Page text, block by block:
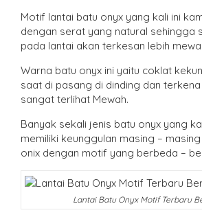
Motif lantai batu onyx yang kali ini
dengan serat yang natural sehingga
pada lantai akan terkesan lebih
Warna batu onyx ini yaitu coklat
saat di pasang di dinding dan
sangat terlihat Mewah.
Banyak sekali jenis batu onyx yang
memiliki keunggulan masing –
onix dengan motif yang berbeda –
Lantai Batu Onyx Motif Terbaru